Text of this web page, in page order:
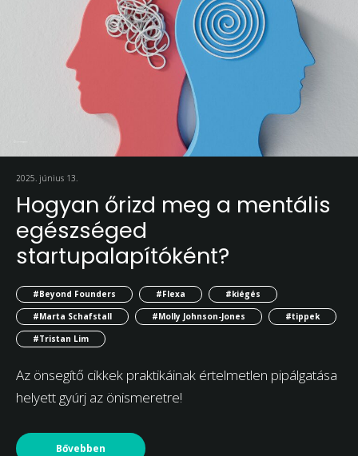
2025. június 13.
Hogyan őrizd meg a mentális
egészséged
startupalapítóként?
#Beyond Founders #Flexa
#kiégés
#Marta Schafstall
#Molly Johnson-Jones
#tippek
#Tristan Lim
Az önsegítő cikkek praktikáinak értelmetlen pipálgatása
helyett gyúrj az önismeretre!
Bővebben